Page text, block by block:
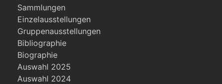
Sammlungen
Einzelausstellungen
Gruppenausstellungen
Bibliographie
Biographie
Auswahl 2025
Auswahl 2024